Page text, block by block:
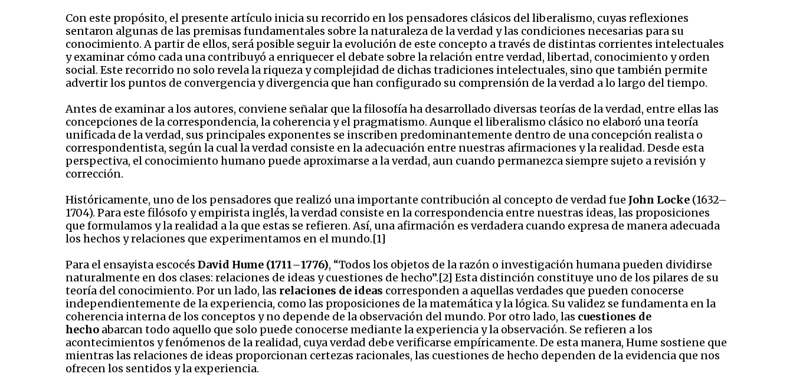
Con este propósito, el presente artículo inicia su recorrido en los pensadores clásicos del liberalismo, cuyas reflexiones
sentaron algunas de las premisas fundamentales sobre la naturaleza de la verdad y las condiciones necesarias para su
conocimiento. A partir de ellos, será posible seguir la evolución de este concepto a través de distintas corrientes intelectuales
y examinar cómo cada una contribuyó a enriquecer el debate sobre la relación entre verdad, libertad, conocimiento y orden
social. Este recorrido no solo revela la riqueza y complejidad de dichas tradiciones intelectuales, sino que también permite
advertir los puntos de convergencia y divergencia que han configurado su comprensión de la verdad a lo largo del tiempo.
Antes de examinar a los autores, conviene señalar que la filosofía ha desarrollado diversas teorías de la verdad, entre ellas las
concepciones de la correspondencia, la coherencia y el pragmatismo. Aunque el liberalismo clásico no elaboró una teoría
unificada de la verdad, sus principales exponentes se inscriben predominantemente dentro de una concepción realista o
correspondentista, según la cual la verdad consiste en la adecuación entre nuestras afirmaciones y la realidad. Desde esta
perspectiva, el conocimiento humano puede aproximarse a la verdad, aun cuando permanezca siempre sujeto a revisión y
corrección.
Históricamente, uno de los pensadores que realizó una importante contribución al concepto de verdad fue John Locke (1632–
1704). Para este filósofo y empirista inglés, la verdad consiste en la correspondencia entre nuestras ideas, las proposiciones
que formulamos y la realidad a la que estas se refieren. Así, una afirmación es verdadera cuando expresa de manera adecuada
los hechos y relaciones que experimentamos en el mundo.[1]
Para el ensayista escocés David Hume (1711–1776), “Todos los objetos de la razón o investigación humana pueden dividirse
naturalmente en dos clases: relaciones de ideas y cuestiones de hecho”.[2] Esta distinción constituye uno de los pilares de su
teoría del conocimiento. Por un lado, las relaciones de ideas corresponden a aquellas verdades que pueden conocerse
independientemente de la experiencia, como las proposiciones de la matemática y la lógica. Su validez se fundamenta en la
coherencia interna de los conceptos y no depende de la observación del mundo. Por otro lado, las cuestiones de
hecho abarcan todo aquello que solo puede conocerse mediante la experiencia y la observación. Se refieren a los
acontecimientos y fenómenos de la realidad, cuya verdad debe verificarse empíricamente. De esta manera, Hume sostiene que
mientras las relaciones de ideas proporcionan certezas racionales, las cuestiones de hecho dependen de la evidencia que nos
ofrecen los sentidos y la experiencia.